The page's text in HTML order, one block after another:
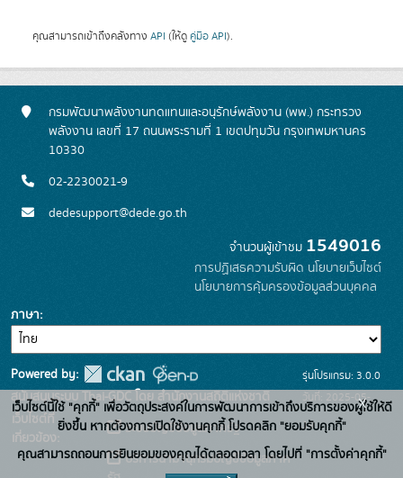
คุณสามารถเข้าถึงคลังทาง API (ให้ดู คู่มือ API).
กรมพัฒนาพลังงานทดแทนและอนุรักษ์พลังงาน (พพ.) กระทรวง
พลังงาน เลขที่ 17 ถนนพระรามที่ 1 เขตปทุมวัน กรุงเทพมหานคร
10330
02-2230021-9
dedesupport@dede.go.th
จำนวนผู้เข้าชม 1549016
การปฏิเสธความรับผิด นโยบายเว็บไซต์
นโยบายการคุ้มครองข้อมูลส่วนบุคคล
ภาษา
Powered by:
สนับสนุนระบบ Thai-GDC โดย สำนักงานสถิติแห่งชาติ
เว็บไซต์ที่
เกี่ยวข้อง:
ระบบบัญชีข้อมูลภาครัฐ
บริการนามานุกรมบัญชีข้อมูลภาค
รุ่นโปรแกรม: 3.0.0
วันที่: 2025-05-
19
เว็บไซต์นี้ใช้ "คุกกี้" เพื่อวัตถุประสงค์ในการพัฒนาการเข้าถึงบริการของผู้ใช้ให้ดี
ยิ่งขึ้น หากต้องการเปิดใช้งานคุกกี้ โปรดคลิก "ยอมรับคุกกี้"
คุณสามารถถอนการยินยอมของคุณได้ตลอดเวลา โดยไปที่ "การตั้งค่าคุกกี้"
x